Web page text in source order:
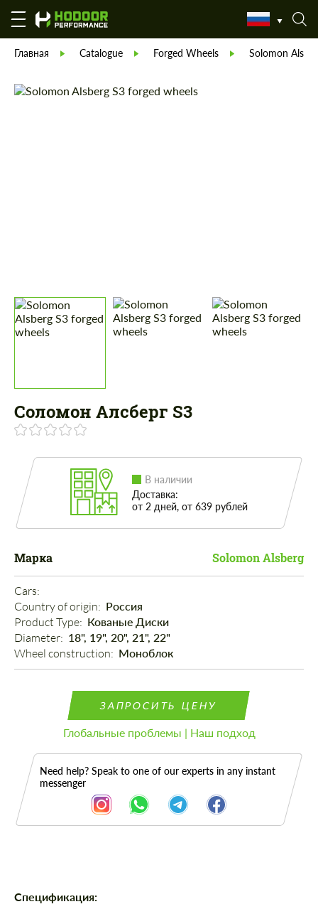
Главная Catalogue Forged Wheels Solomon
Соломон Алсберг S3
В наличии
Доставка:
от 2 дней, от 639 рублей
Марка Solomon Alsberg
Cars:
Country of origin: Россия
Product Type: Кованые Диски
Diameter: 18", 19", 20", 21", 22"
Wheel construction: Моноблок
ЗАПРОСИТЬ ЦЕНУ
Глобальные проблемы | Наш подход
Need help? Speak to one of our experts in any instant
messenger
Описание
Спецификация: